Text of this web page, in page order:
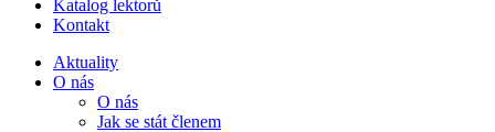
Katalog lektorů
Kontakt
Aktuality
O nás
O nás
Jak se stát členem